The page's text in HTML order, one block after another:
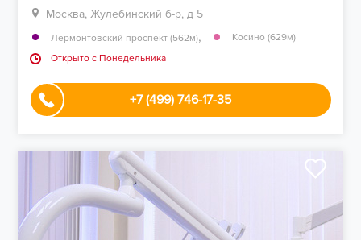
Москва, Жулебинский б-р, д 5
Лермонтовский проспект (562м),
Косино (629м)
Открыто c Понедельника
+7 (499) 746-17-35